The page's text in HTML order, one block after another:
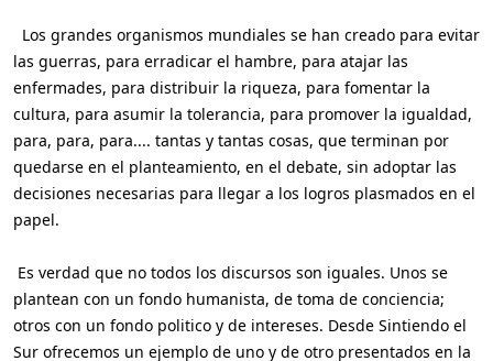
Los grandes organismos mundiales se han creado para evitar
las guerras, para erradicar el hambre, para atajar las
enfermades, para distribuir la riqueza, para fomentar la
cultura, para asumir la tolerancia, para promover la igualdad,
para, para, para.... tantas y tantas cosas, que terminan por
quedarse en el planteamiento, en el debate, sin adoptar las
decisiones necesarias para llegar a los logros plasmados en el
papel.
Es verdad que no todos los discursos son iguales. Unos se
plantean con un fondo humanista, de toma de conciencia;
otros con un fondo politico y de intereses. Desde Sintiendo el
Sur ofrecemos un ejemplo de uno y de otro presentados en la